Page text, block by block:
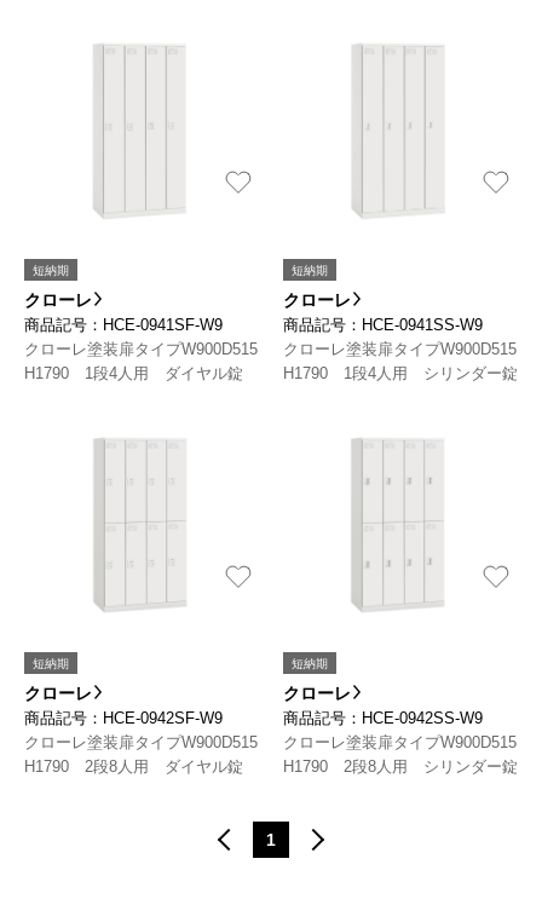
短納期
クローレ
商品記号：HCE-0941SF-W9
クローレ塗装扉タイプW900D515
H1790 1段4人用 ダイヤル錠
短納期
クローレ
商品記号：HCE-0941SS-W9
クローレ塗装扉タイプW900D515
H1790 1段4人用 シリンダー錠
短納期
クローレ
商品記号：HCE-0942SF-W9
クローレ塗装扉タイプW900D515
H1790 2段8人用 ダイヤル錠
短納期
クローレ
商品記号：HCE-0942SS-W9
クローレ塗装扉タイプW900D515
H1790 2段8人用 シリンダー錠
1